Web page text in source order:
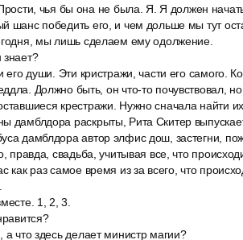
чья бы она не была. Я. Я должен
шанс победить его, и чем дольше мы тут
мы лишь сделаем ему одолжение.
его души. Эти кристражи, части его самого.
Должно быть, он что-то почувствовал, но
крестражи. Нужно сначала найти
дамблдора раскрыты, Рита Скитер
дамблдора автор элфис дош, застегни,
правда, свадьба, учитывая все, что
как раз самое время из за всего, что
1, 2, 3.
а что здесь делает министр магии?